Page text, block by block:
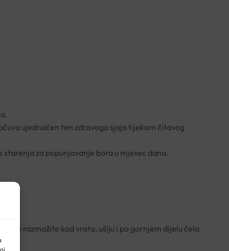
ujednačen ten zdravoga sjaja tijekom čitavog
za popunjavanje bora u mjesec dana.
razmažite kod vrata, ušiju i po gornjem dijelu čela